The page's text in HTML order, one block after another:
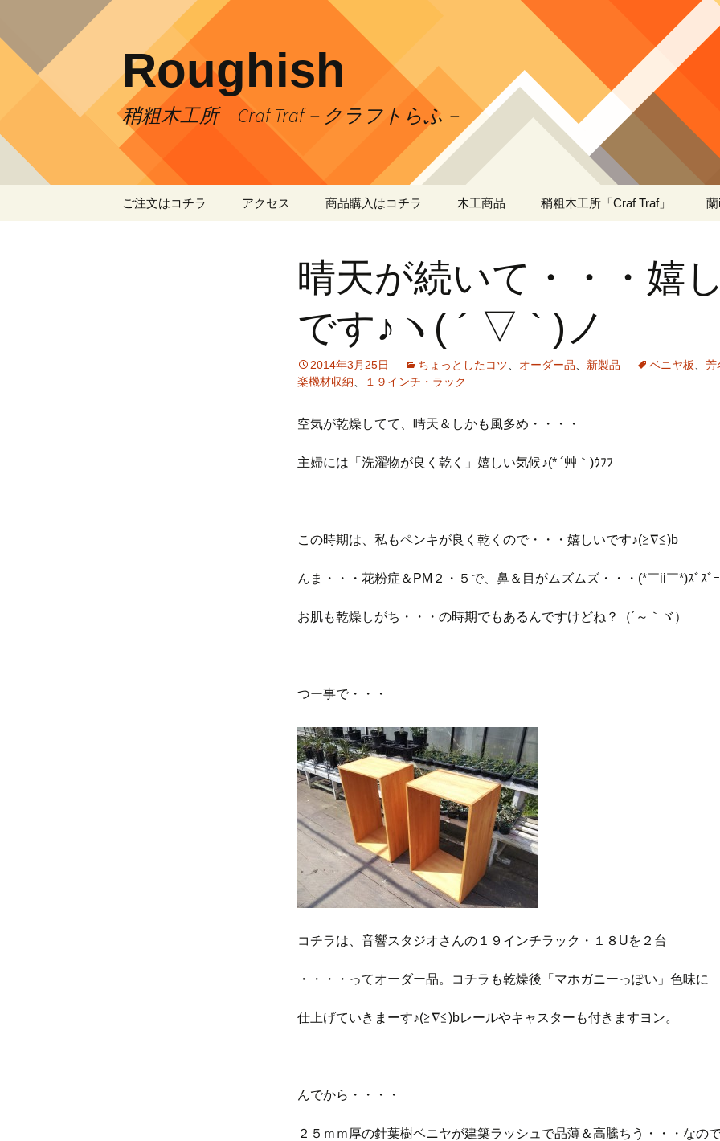
テ
キ
プ
Roughish
稍粗木工所 Craf Traf－クラフトらふ－
ご注文はコチラ アクセス 商品購入はコチラ 木工商品
出店者さま向け・木工
什器
薄型 商品陳列棚
段＆３段タイプ
出張工事
送料・お支払い方法
稍粗木工所「Craf Traf」
工
晴天が続いて・・・嬉
です♪ヽ( ´ ▽ ` )ノ
2014年3月25日 ちょっとしたコツ オーダー品 新製品 ベニヤ板 芳
楽機材収納
１９インチ・ラック
空気が乾燥してて、晴天＆しかも風多め・・・・
主婦には「洗濯物が良く乾く」嬉しい気候♪(* ´艸｀)ｳﾌﾌ
この時期は、私もペンキが良く乾くので・・・嬉しいです♪(≧∇≦)b
んま・・・花粉症＆PM２・５で、鼻＆目がムズムズ・・・(*￣ii￣*)ｽﾞｽﾞｰ
お肌も乾燥しがち・・・の時期でもあるんですけどね？（´～｀ヾ）
つー事で・・・
コチラは、音響スタジオさんの１９インチラック・１８Uを２台
・・・・ってオーダー品。コチラも乾燥後「マホガニーっぽい」色味に
仕上げていきまーす♪(≧∇≦)bレールやキャスターも付きますヨン。
んでから・・・・
２５ｍｍ厚の針葉樹ベニヤが建築ラッシュで品薄＆高騰ちう・・・なの